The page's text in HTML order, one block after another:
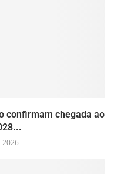
confirmam chegada ao
2026